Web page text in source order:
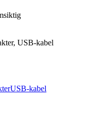
USB-kabel
USB-kabel